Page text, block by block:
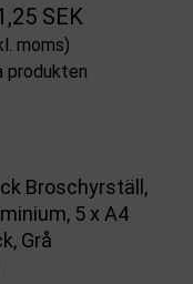
SEK
moms)
produkten
Broschyrställ,
5 x A4
Grå